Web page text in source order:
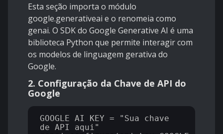
Esta seção importa o módulo
google.generativeai e o renomeia como
genai. O SDK do Google Generative AI é uma
biblioteca Python que permite interagir com
os modelos de linguagem gerativa do
Google.
2. Configuração da Chave de API do
Google
GOOGLE_AI_KEY = "Sua chave
de API aqui"